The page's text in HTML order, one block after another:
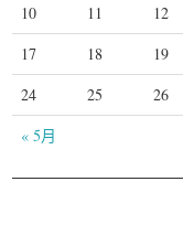
« 5月
10
11 12
17
18 19
24
25 26